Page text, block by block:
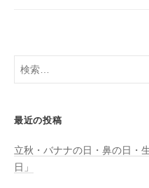
検
最近の投稿
立秋・バナナの日・鼻の日・
日」